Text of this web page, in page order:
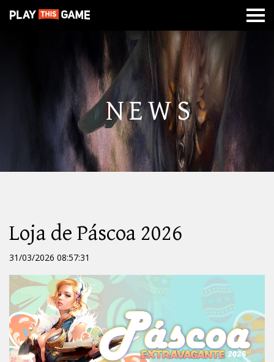
CLASSESCALABOUÇOS
MISSÃO
DE
GUERRA
NEWS
Loja de Páscoa 2026
31/03/2026 08:57:31